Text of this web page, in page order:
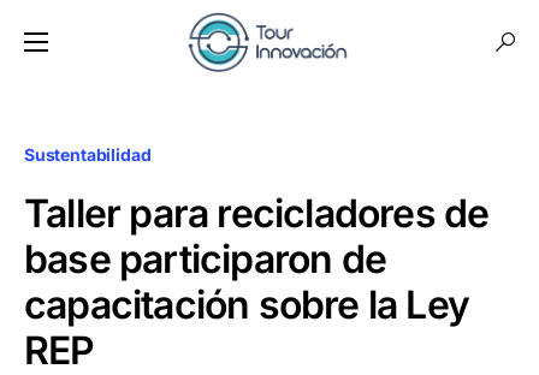
Sustentabilidad
Taller para recicladores de
base participaron de
capacitación sobre la Ley
REP